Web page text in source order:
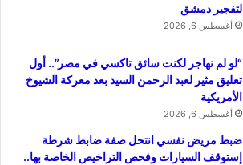
لتفجير دمشق
أغسطس 6, 2026
“لو لم نهاجر لكنت سائق تاكسي في مصر”.. أول
تعليق مثير لعبد الرحمن السيد بعد معركة الشيوخ
الأمريكية
أغسطس 6, 2026
ضبط مريض نفسي انتحل صفة ضابط شرطة
إستوقف السيارات وفحص التراخيص الخاصة بها..